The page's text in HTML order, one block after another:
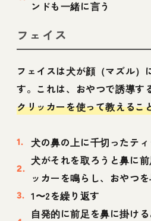
ンドも一緒に言う
フェイス
フェイスは犬が顔（マズル）
す。これは、おやつで誘導す
クリッカーを使って教えるこ
犬の鼻の上に千切ったテ
犬がそれを取ろうと鼻に
ッカーを鳴らし、おやつ
1〜2を繰り返す
自発的に前足を鼻に掛け